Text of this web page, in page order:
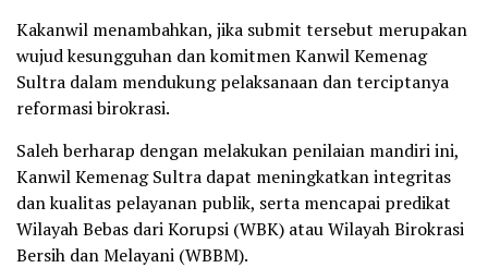
Kakanwil menambahkan, jika submit tersebut merupakan
wujud kesungguhan dan komitmen Kanwil Kemenag
Sultra dalam mendukung pelaksanaan dan terciptanya
reformasi birokrasi.
Saleh berharap dengan melakukan penilaian mandiri ini,
Kanwil Kemenag Sultra dapat meningkatkan integritas
dan kualitas pelayanan publik, serta mencapai predikat
Wilayah Bebas dari Korupsi (WBK) atau Wilayah Birokrasi
Bersih dan Melayani (WBBM).